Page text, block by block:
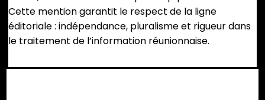
Cette mention garantit le respect de la ligne
éditoriale : indépendance, pluralisme et rigueur dans
le traitement de l’information réunionnaise.